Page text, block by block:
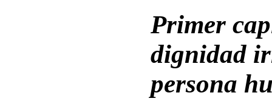
Primer
dignidad
persona